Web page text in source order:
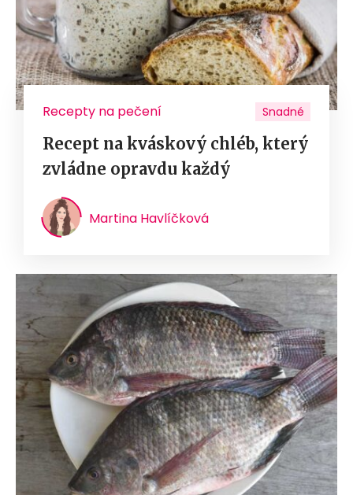
Recepty na pečení Snadné
Recept na kváskový chléb, který
zvládne opravdu každý
Martina Havlíčková